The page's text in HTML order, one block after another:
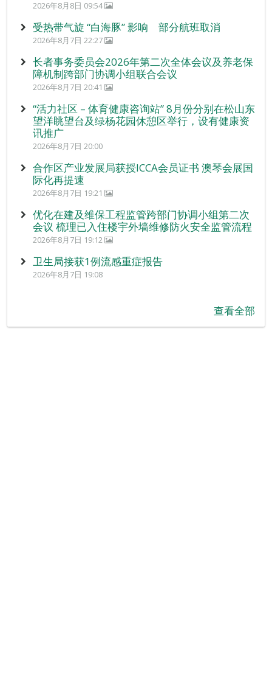
2026年8月8日 09:54
受热带气旋 “白海豚” 影响 部分航班取消
2026年8月7日 22:27
长者事务委员会2026年第二次全体会议及养老保
障机制跨部门协调小组联合会议
2026年8月7日 20:41
“活力社区 – 体育健康咨询站” 8月份分别在松山东
望洋眺望台及绿杨花园休憩区举行，设有健康资
讯推广
2026年8月7日 20:00
合作区产业发展局获授ICCA会员证书 澳琴会展国
际化再提速
2026年8月7日 19:21
优化在建及维保工程监管跨部门协调小组第二次
会议 梳理已入住楼宇外墙维修防火安全监管流程
2026年8月7日 19:12
卫生局接获1例流感重症报告
2026年8月7日 19:08
查看全部